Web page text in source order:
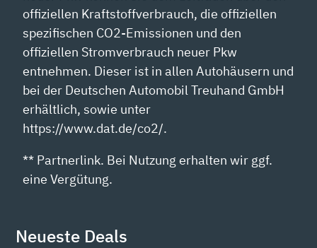
offiziellen Kraftstoffverbrauch, die offiziellen
spezifischen CO2-Emissionen und den
offiziellen Stromverbrauch neuer Pkw
entnehmen. Dieser ist in allen Autohäusern und
bei der Deutschen Automobil Treuhand GmbH
erhältlich, sowie unter
https://www.dat.de/co2/.
** Partnerlink. Bei Nutzung erhalten wir ggf.
eine Vergütung.
Neueste Deals